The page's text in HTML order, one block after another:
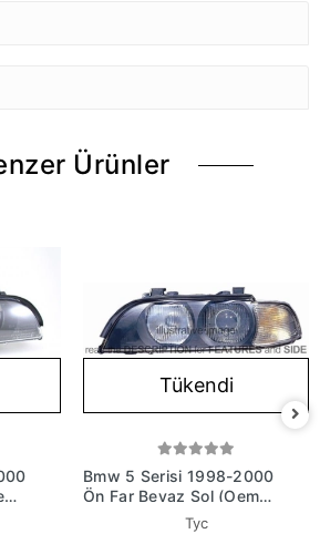
Ürünler
Tükendi
Bmw 5 Serisi 1998-2000
Ön Far Beyaz Sol (Oem
No: 63128375299)
Tyc